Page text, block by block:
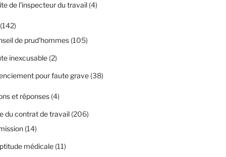
de l'inspecteur du travail(4)
de prud'hommes(105)
inexcusable(2)
pour faute grave(38)
et réponses(4)
du contrat de travail(206)
(14)
médicale(11)